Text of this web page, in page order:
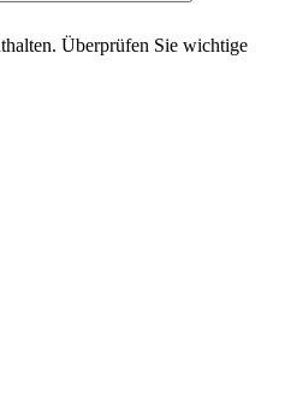
Überprüfen Sie wichtige